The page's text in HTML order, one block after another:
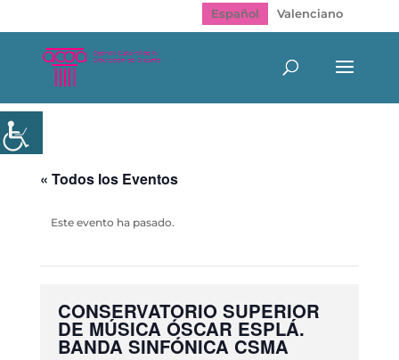
Español Valenciano
« Todos los Eventos
Este evento ha pasado.
CONSERVATORIO SUPERIOR
DE MÚSICA ÓSCAR ESPLÁ.
BANDA SINFÓNICA CSMA